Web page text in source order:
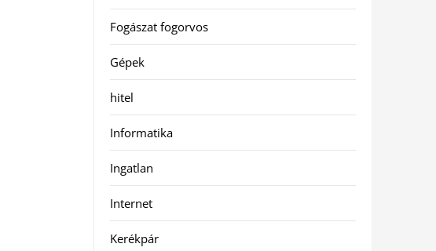
Fogászat fogorvos
Gépek
hitel
Informatika
Ingatlan
Internet
Kerékpár